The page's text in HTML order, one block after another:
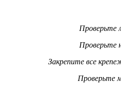
Проверьте
Проверьте
Закрепите все
Проверьте